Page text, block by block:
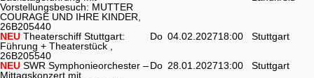
Vorstellungsbesuch: MUTTER
COURAGE UND IHRE KINDER,
26B205440
NEU Theaterschiff Stuttgart:
Führung + Theaterstück ,
26B205540
Do 04.02.202718:00 Stuttgart
NEU SWR Symphonieorchester –
Mittagskonzert mit
Do 28.01.202713:00 Stuttgart